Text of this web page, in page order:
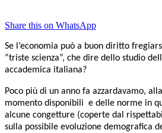
Share this on WhatsApp
Se l’economia può a buon diritto
“triste scienza”, che dire dello studio
accademica italiana?
Poco più di un anno fa azzardavamo,
momento disponibili e delle norme in
alcune congetture (coperte dal
sulla possibile evoluzione demografica